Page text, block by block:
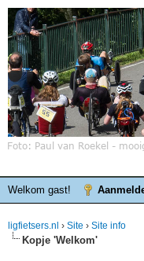
Welkom gast!
ligfietsers.nl › Site › Site info
Kopje 'Welkom'